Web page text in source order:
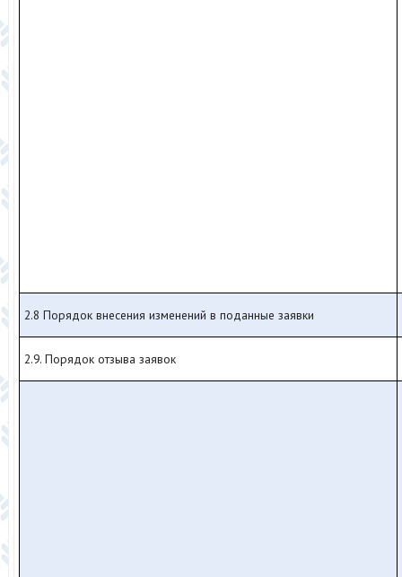
2.8 Порядок внесения изменений в поданные заявки
2.9. Порядок отзыва заявок